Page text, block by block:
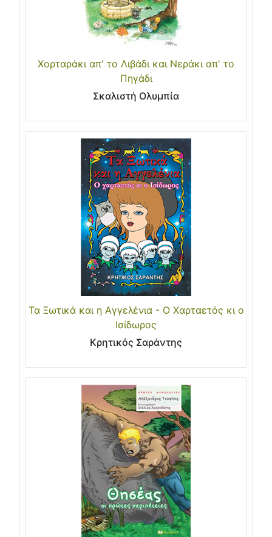
Χορταράκι απ' το Λιβάδι και Νεράκι απ' το
Πηγάδι
Σκαλιστή Ολυμπία
Τα Ξωτικά και η Αγγελένια - Ο Χαρταετός κι ο
Ισίδωρος
Κρητικός Σαράντης